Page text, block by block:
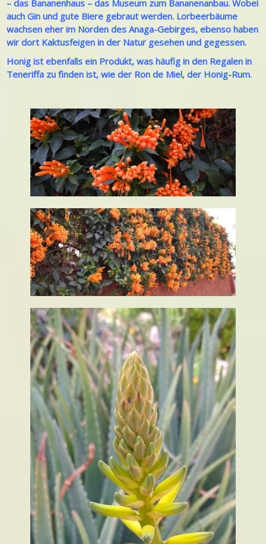
– das Bananenhaus – das Museum zum Bananenanbau. Wobei
auch Gin und gute Biere gebraut werden. Lorbeerbäume
wachsen eher im Norden des Anaga-Gebirges, ebenso haben
wir dort Kaktusfeigen in der Natur gesehen und gegessen.
Honig ist ebenfalls ein Produkt, was häufig in den Regalen in
Teneriffa zu finden ist, wie der Ron de Miel, der Honig-Rum.